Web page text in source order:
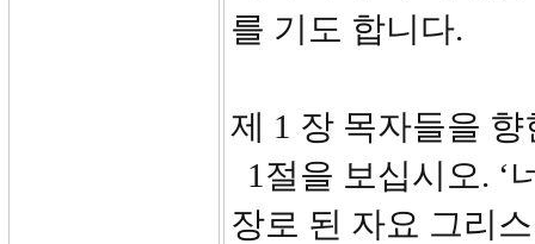
를 기도 합니다.
제 1 장 목자들을
1절을 보십시오. ‘
장로 된 자요 그리